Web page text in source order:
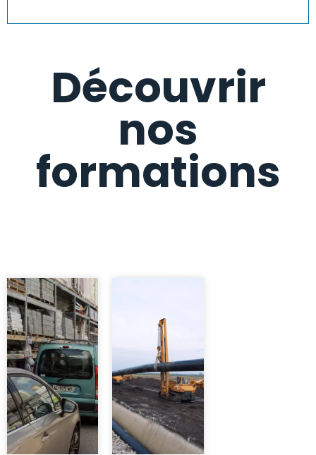
Découvrir
nos
formations